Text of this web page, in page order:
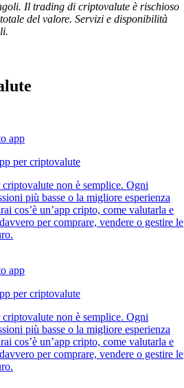
Il trading di criptovalute è rischioso
del valore. Servizi e disponibilità
per criptovalute
non è semplice. Ogni
più basse o la migliore esperienza
cos’è un’app cripto, come valutarla e
per comprare, vendere o gestire le
per criptovalute
non è semplice. Ogni
più basse o la migliore esperienza
cos’è un’app cripto, come valutarla e
per comprare, vendere o gestire le